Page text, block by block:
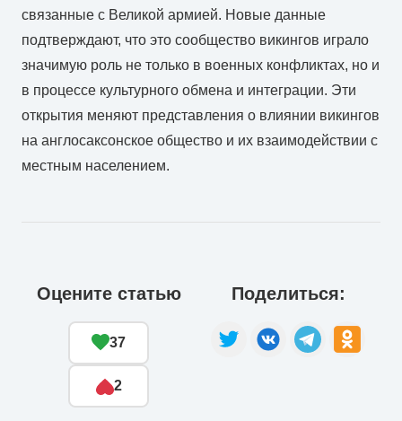
связанные с Великой армией. Новые данные
подтверждают, что это сообщество викингов играло
значимую роль не только в военных конфликтах, но и
в процессе культурного обмена и интеграции. Эти
открытия меняют представления о влиянии викингов
на англосаксонское общество и их взаимодействии с
местным населением.
Оцените статью
37
2
Поделиться: